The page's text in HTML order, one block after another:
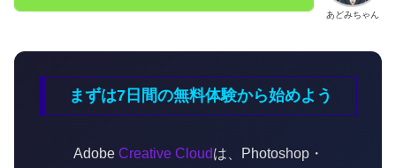
あどみちゃん
まずは7日間の無料体験から始めよう
Adobe Creative Cloudは、Photoshop・